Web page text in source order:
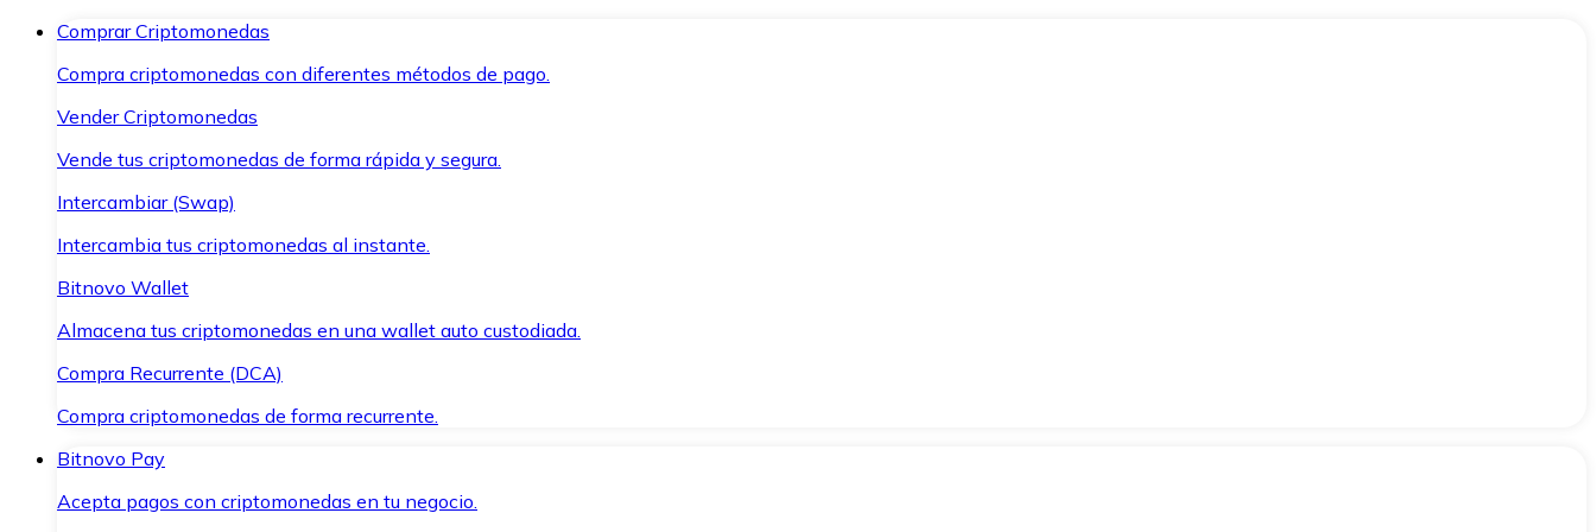
Comprar Criptomonedas
Compra criptomonedas con diferentes métodos de pago.
Vender Criptomonedas
Vende tus criptomonedas de forma rápida y segura.
Intercambiar (Swap)
Intercambia tus criptomonedas al instante.
Bitnovo Wallet
Almacena tus criptomonedas en una wallet auto custodiada.
Compra Recurrente (DCA)
Compra criptomonedas de forma recurrente.
Bitnovo Pay
Acepta pagos con criptomonedas en tu negocio.